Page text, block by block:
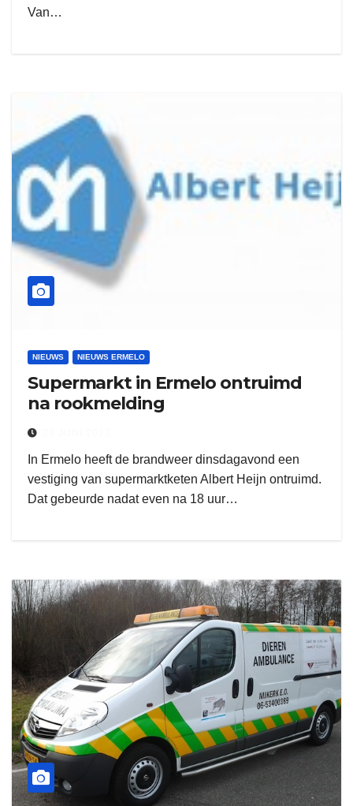
Van…
NIEUWS NIEUWS ERMELO
Supermarkt in Ermelo ontruimd
na rookmelding
In Ermelo heeft de brandweer dinsdagavond een
vestiging van supermarktketen Albert Heijn ontruimd.
Dat gebeurde nadat even na 18 uur…